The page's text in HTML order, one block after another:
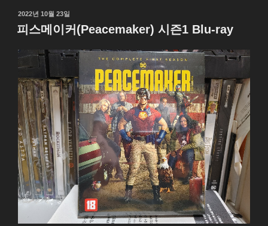
작
성
일
2022년 10월 23일
피스메이커(Peacemaker) 시즌1 Blu-ray